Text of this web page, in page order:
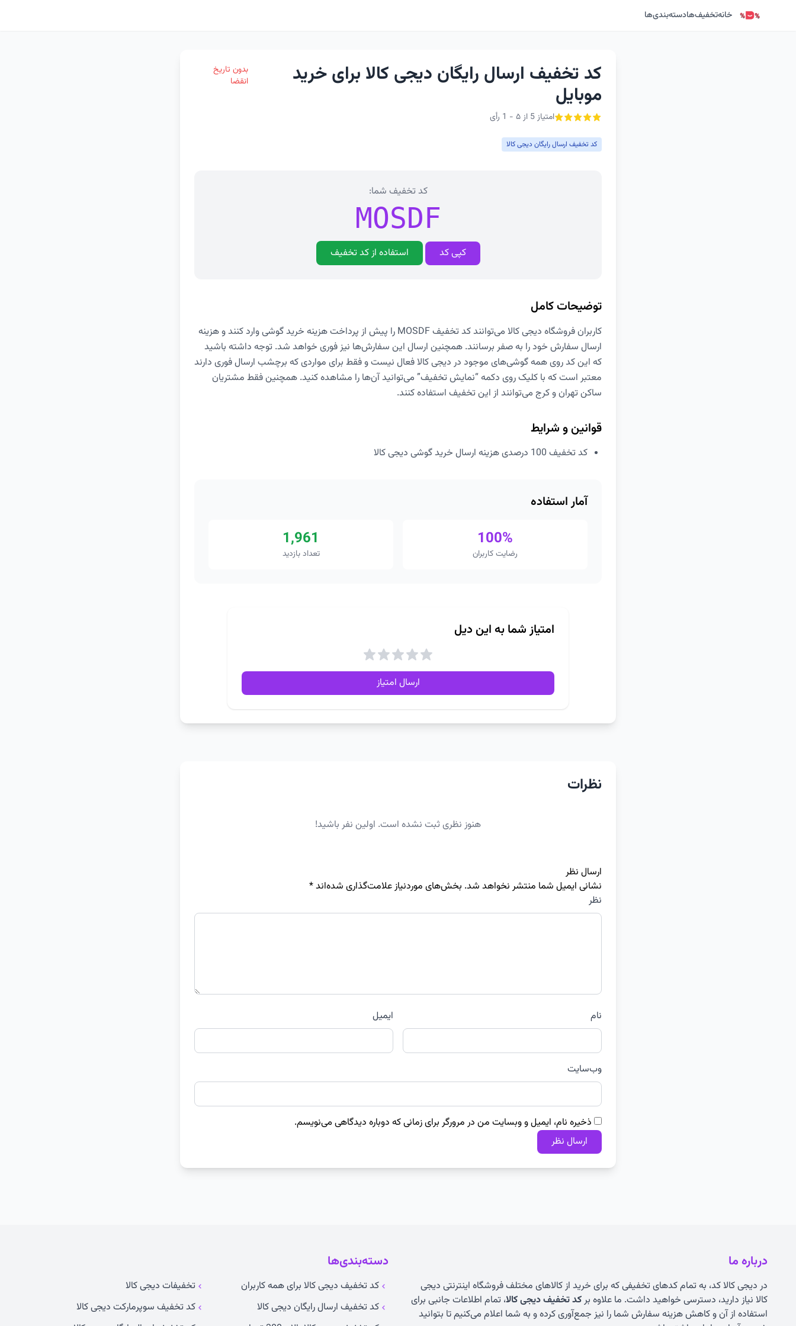
خانهتخفیف‌هادسته‌بندی‌ها
کد تخفیف ارسال رایگان دیجی کالا برای خرید
موبایل
امتیاز 5 از ۵ - 1 رأی
بدون تاریخ
انقضا
کد تخفیف ارسال رایگان دیجی کالا
کد تخفیف شما:
MOSDF
کپی کد استفاده از کد تخفیف
توضیحات کامل
کاربران فروشگاه دیجی کالا می‌توانند کد تخفیف MOSDF را پیش از پرداخت هزینه خرید گوشی وارد کنند و هزینه
ارسال سفارش خود را به صفر برسانند. همچنین ارسال این سفارش‌ها نیز فوری خواهد شد. توجه داشته باشید
که این کد روی همه گوشی‌های موجود در دیجی کالا فعال نیست و فقط برای مواردی که برچشب ارسال فوری دارند
معتبر است که با کلیک روی دکمه “نمایش تخفیف” می‌توانید آن‌ها را مشاهده کنید. همچنین فقط مشتریان
ساکن تهران و کرج می‌توانند از این تخفیف استفاده کنند.
قوانین و شرایط
کد تخفیف 100 درصدی هزینه ارسال خرید گوشی دیجی کالا
آمار استفاده
100%
رضایت کاربران
1,961
تعداد بازدید
امتیاز شما به این دیل
ارسال امتیاز
نظرات
هنوز نظری ثبت نشده است. اولین نفر باشید!
ارسال نظر
نشانی ایمیل شما منتشر نخواهد شد. بخش‌های موردنیاز علامت‌گذاری شده‌اند*
نظر
نام ایمیل
وب‌سایت
ذخیره نام، ایمیل و وبسایت من در مرورگر برای زمانی که دوباره دیدگاهی می‌نویسم.
درباره ما
در دیجی کالا کد، به تمام کدهای تخفیفی که برای خرید از کالاهای مختلف فروشگاه اینترنتی دیجی
کالا نیاز دارید، دسترسی خواهید داشت. ما علاوه برکد تخفیف دیجی کالا، تمام اطلاعات جانبی برای
استفاده از آن و کاهش هزینه سفارش شما را نیز جمع‌آوری کرده و به شما اعلام می‌کنیم تا بتوانید
دسته‌بندی‌ها
کد تخفیف دیجی کالا برای همه کاربران
تخفیفات دیجی کالا
کد تخفیف ارسال رایگان دیجی کالا
کد تخفیف سوپرمارکت دیجی کالا